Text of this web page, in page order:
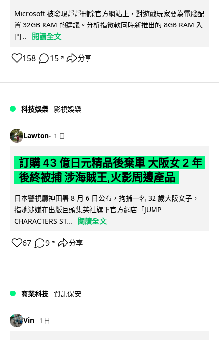
Microsoft 被發現靜靜刪除官方網站上，對遊戲玩家要為電腦配
置 32GB RAM 的建議。分析指微軟同時新推出的 8GB RAM 入
門...
閱讀全文
158 15 ↗ 分享
科技娛樂 影視娛樂
Lawton 1 日
訂購 43 億日元精品後棄單 大阪女 2 年
後終被捕 涉海賊王,火影周邊產品
日本警視廳神田署 8 月 6 日公布，拘捕一名 32 歲大阪女子，
指她涉嫌在出版巨頭集英社旗下官方網店「JUMP
CHARACTERS ST...
閱讀全文
67 9 ↗ 分享
商業科技 資訊保安
Vin 1 日